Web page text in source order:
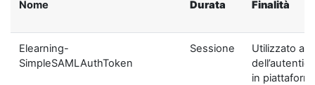
Nome Durata Finalità
Elearning-
SimpleSAMLAuthToken
Sessione
Utilizzato ai
in